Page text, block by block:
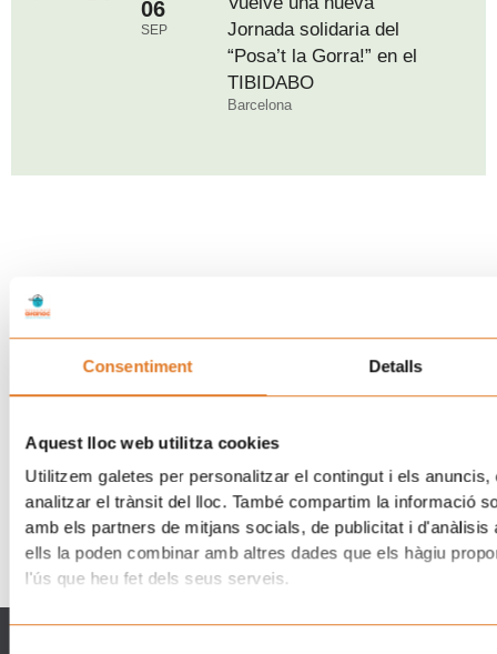
Consentiment Detalls
Aquest lloc web utilitza cookies
Utilitzem galetes per personalitzar el contingut i els
analitzar el trànsit del lloc. També compartim la informació
amb els partners de mitjans socials, de publicitat i d'anàlisis
ells la poden combinar amb altres dades que els hàgiu
l'ús que heu fet dels seus serveis.
06
SEP
Jornada solidaria del
“Posa’t la Gorra!” en el
TIBIDABO
Barcelona